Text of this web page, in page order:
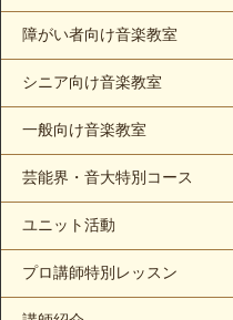
障がい者向け音楽教室
シニア向け音楽教室
一般向け音楽教室
芸能界・音大特別コース
ユニット活動
プロ講師特別レッスン